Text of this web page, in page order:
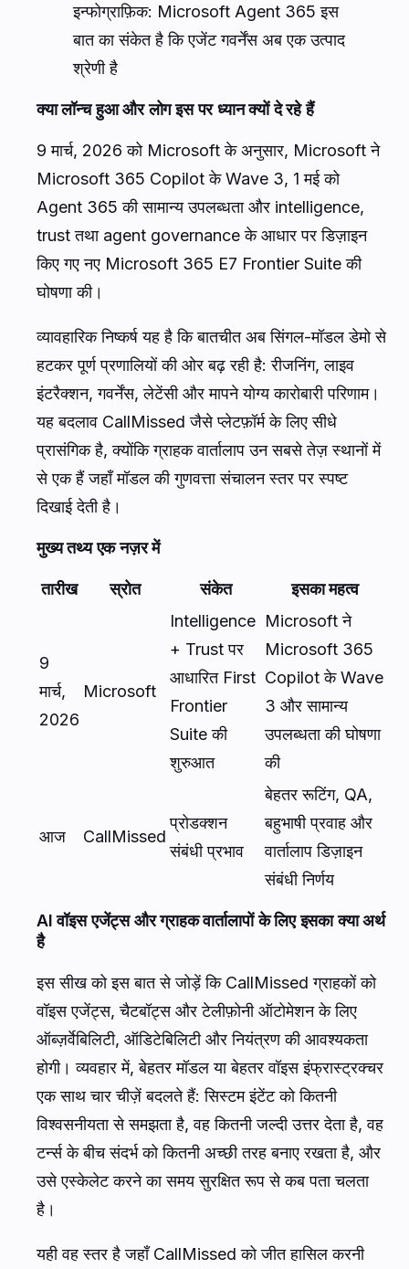
इन्फोग्राफ़िक: Microsoft Agent 365 इस
बात का संकेत है कि एजेंट गवर्नेंस अब एक उत्पाद
श्रेणी है
क्या लॉन्च हुआ और लोग इस पर ध्यान क्यों दे रहे हैं
9 मार्च, 2026 को Microsoft के अनुसार, Microsoft ने
Microsoft 365 Copilot के Wave 3, 1 मई को
Agent 365 की सामान्य उपलब्धता और intelligence,
trust तथा agent governance के आधार पर डिज़ाइन
किए गए नए Microsoft 365 E7 Frontier Suite की
घोषणा की।
व्यावहारिक निष्कर्ष यह है कि बातचीत अब सिंगल-मॉडल डेमो से
हटकर पूर्ण प्रणालियों की ओर बढ़ रही है: रीजनिंग, लाइव
इंटरैक्शन, गवर्नेंस, लेटेंसी और मापने योग्य कारोबारी परिणाम।
यह बदलाव CallMissed जैसे प्लेटफ़ॉर्म के लिए सीधे
प्रासंगिक है, क्योंकि ग्राहक वार्तालाप उन सबसे तेज़ स्थानों में
से एक हैं जहाँ मॉडल की गुणवत्ता संचालन स्तर पर स्पष्ट
दिखाई देती है।
मुख्य तथ्य एक नज़र में
तारीख स्रोत संकेत इसका महत्व
9
मार्च,
2026
Microsoft
Intelligence
+ Trust पर
आधारित First
Frontier
Suite की
शुरुआत
Microsoft ने
Microsoft 365
Copilot के Wave
3 और सामान्य
उपलब्धता की घोषणा
की
आज CallMissed
प्रोडक्शन
संबंधी प्रभाव
बेहतर रूटिंग, QA,
बहुभाषी प्रवाह और
वार्तालाप डिज़ाइन
संबंधी निर्णय
AI वॉइस एजेंट्स और ग्राहक वार्तालापों के लिए इसका क्या अर्थ
है
इस सीख को इस बात से जोड़ें कि CallMissed ग्राहकों को
वॉइस एजेंट्स, चैटबॉट्स और टेलीफ़ोनी ऑटोमेशन के लिए
ऑब्ज़र्वेबिलिटी, ऑडिटेबिलिटी और नियंत्रण की आवश्यकता
होगी। व्यवहार में, बेहतर मॉडल या बेहतर वॉइस इंफ्रास्ट्रक्चर
एक साथ चार चीज़ें बदलते हैं: सिस्टम इंटेंट को कितनी
विश्वसनीयता से समझता है, वह कितनी जल्दी उत्तर देता है, वह
टर्न्स के बीच संदर्भ को कितनी अच्छी तरह बनाए रखता है, और
उसे एस्केलेट करने का समय सुरक्षित रूप से कब पता चलता
है।
यही वह स्तर है जहाँ CallMissed को जीत हासिल करनी